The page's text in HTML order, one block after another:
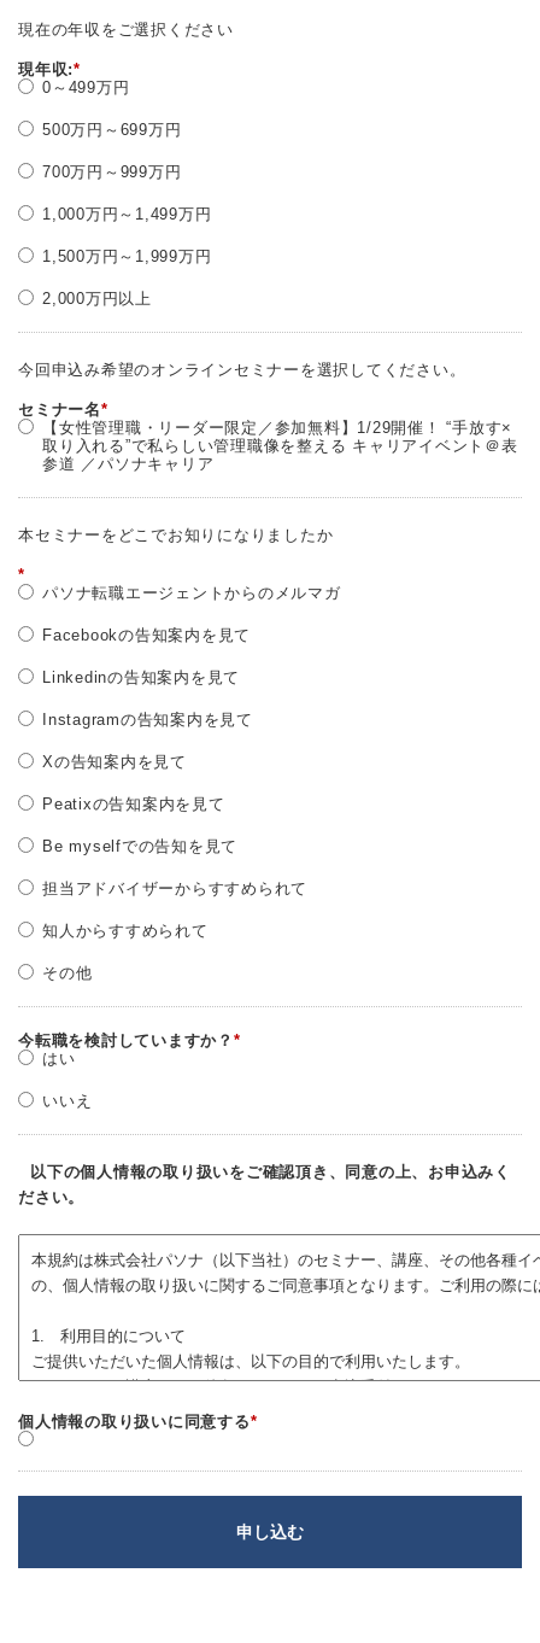
現在の年収をご選択ください
*
現年収:
0～499万円
500万円～699万円
700万円～999万円
1,000万円～1,499万円
1,500万円～1,999万円
2,000万円以上
今回申込み希望のオンラインセミナーを選択してください。
*
セミナー名
【女性管理職・リーダー限定／参加無料】1/29開催！ “手放す×
取り入れる”で私らしい管理職像を整える キャリアイベント＠表
参道 ／パソナキャリア
本セミナーをどこでお知りになりましたか
*
パソナ転職エージェントからのメルマガ
Facebookの告知案内を見て
Linkedinの告知案内を見て
Instagramの告知案内を見て
Xの告知案内を見て
Peatixの告知案内を見て
Be myselfでの告知を見て
担当アドバイザーからすすめられて
知人からすすめられて
その他
*
今転職を検討していますか？
はい
いいえ
以下の個人情報の取り扱いをご確認頂き、同意の上、お申込みく
ださい。
*
個人情報の取り扱いに同意する
申し込む